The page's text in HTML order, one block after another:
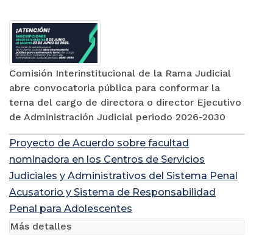
2026-2030
Comisión Interinstitucional de la Rama Judicial
abre convocatoria pública para conformar la
de Administración Judicial periodo 2026-2030
Más detalles
Proyecto de Acuerdo sobre facultad
nominadora en los Centros de Servicios